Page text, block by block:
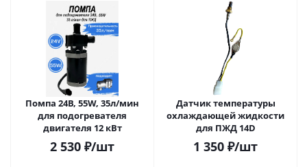
Помпа 24В, 55W, 35л/мин
для подогревателя
двигателя 12 кВт
2 530 ₽/шт
Датчик температуры
охлаждающей жидкости
для ПЖД 14D
1 350 ₽/шт